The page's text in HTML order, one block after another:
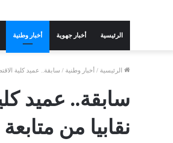
الرئيسية أخبار جهوية أخبار وطنية
الرئيسية / أخبار وطنية / سابقة.. عميد كلية
سابقة.. عميد
نقابيا من